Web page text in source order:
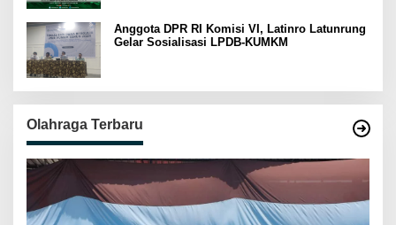
Anggota DPR RI Komisi VI, Latinro Latunrung
Gelar Sosialisasi LPDB-KUMKM
Olahraga Terbaru